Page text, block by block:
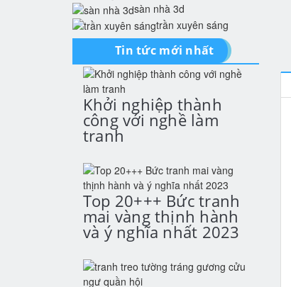
sàn nhà 3d
trần xuyên sáng
Tin tức mới nhất
Khởi nghiệp thành
công với nghề làm
tranh
Top 20+++ Bức tranh
mai vàng thịnh hành
và ý nghĩa nhất 2023